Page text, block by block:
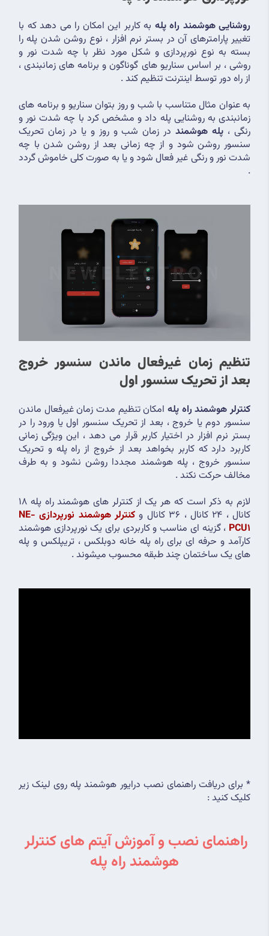
روشنایی هوشمند راه پله
از راه دور توسط اینترنت تنظیم کند .
رنگی ، پله هوشمند
.
بعد از تحریک سنسور اول
کنترلر هوشمند راه پله
مخالف حرکت نکند .
کانال ، 24 کانال ، 36 کانال و
کنترلر هوشمند نورپردازی NE-
PCU1
های یک ساختمان چند طبقه محسوب میشوند .
کلیک کنید :
راهنمای نصب و آموزش آیتم های کنترلر
هوشمند راه پله